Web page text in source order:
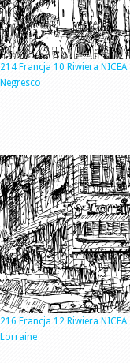
214 Francja 10 Riwiera
Negresco
216 Francja 12 Riwiera NICEA
Lorraine